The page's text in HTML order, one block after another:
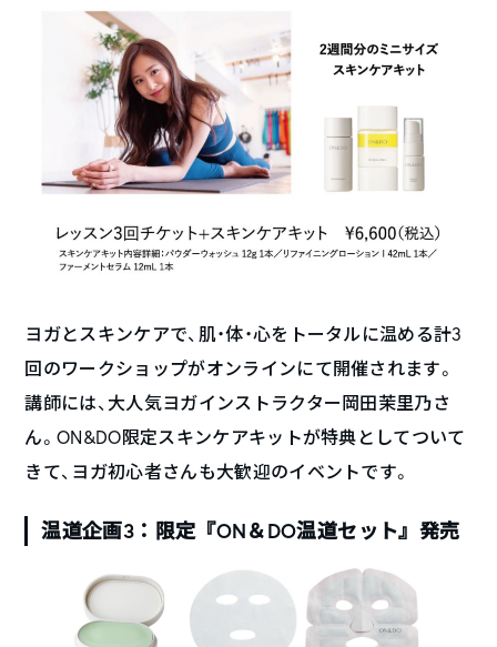
ヨガとスキンケアで、肌・体・心をトータルに温める計3
回のワークショップがオンラインにて開催されます。
講師には、大人気ヨガインストラクター岡田茉里乃さ
ん。ON&DO限定スキンケアキットが特典としてついて
きて、ヨガ初心者さんも大歓迎のイベントです。
温道企画3：限定『ON＆DO温道セット』発売